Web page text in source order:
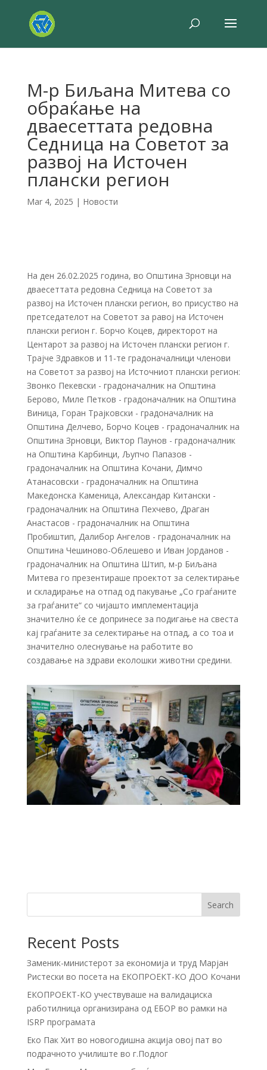
М-р Биљана Митева со
обраќање на
дваесеттата редовна
Седница на Советот за
развој на Источен
плански регион
Mar 4, 2025 | Новости
На ден 26.02.2025 година, во Општина Зрновци на
дваесеттата редовна Седница на Советот за
развој на Источен плански регион, во присуство на
претседателот на Советот за равој на Источен
плански регион г. Борчо Коцев, директорот на
Центарот за развој на Источен плански регион г.
Трајче Здравков и 11-те градоначалници членови
на Советот за развој на Источниот плански регион:
Звонко Пекевски - градоначалник на Општина
Берово, Миле Петков - градоначалник на Општина
Виница, Горан Трајковски - градоначалник на
Општина Делчево, Борчо Коцев - градоначалник на
Општина Зрновци, Виктор Паунов - градоначалник
на Општина Карбинци, Љупчо Папазов -
градоначалник на Општина Кочани, Димчо
Атанасовски - градоначалник на Општина
Македонска Каменица, Александар Китански -
градоначалник на Општина Пехчево, Драган
Анастасов - градоначалник на Општина
Пробиштип, Далибор Ангелов - градоначалник на
Општина Чешиново-Облешево и Иван Јорданов -
градоначалник на Општина Штип, м-р Биљана
Митева го презентираше проектот за селектирање
и складирање на отпад од пакување „Со граѓаните
за граѓаните“ со чијашто имплементација
значително ќе се допринесе за подигање на свеста
кај граѓаните за селектирање на отпад, а со тоа и
значително олеснување на работите во
создавање на здрави еколошки животни средини.
Search
Recent Posts
Заменик-министерот за економија и труд Марјан
Ристески во посета на ЕКОПРОЕКТ-КО ДОО Кочани
ЕКОПРОЕКТ-КО учествуваше на валидациска
работилница организирана од ЕБОР во рамки на
ISRP програмата
Еко Пак Хит во новогодишна акција овој пат во
подрачното училиште во г.Подлог